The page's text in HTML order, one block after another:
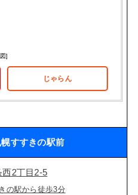
]
じゃらん
すすきの駅前
2丁目2-5
の駅から徒歩3分